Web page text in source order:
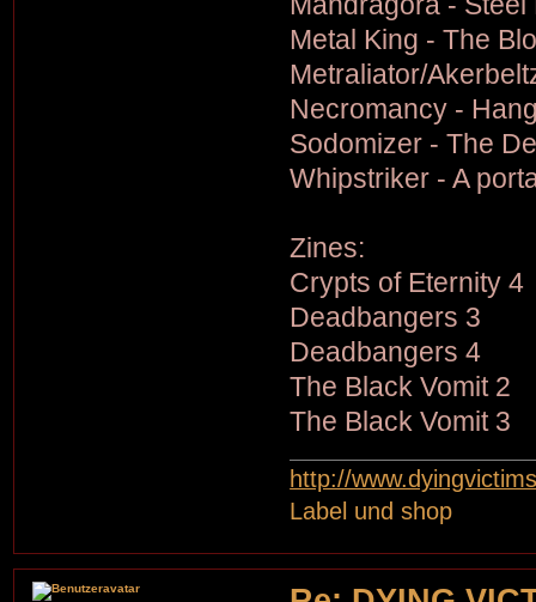
Metal King - The
Metraliator/
Necromancy -
Sodomizer - The
Whipstriker - A
Zines:
Crypts of Eternity 4
Deadbangers 3
Deadbangers 4
The Black Vomit 2
The Black Vomit 3
http://
Label und shop